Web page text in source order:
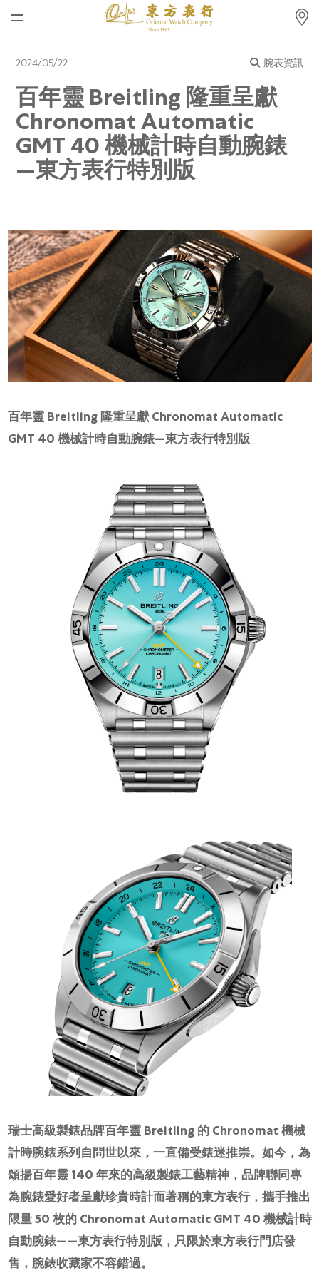
最新消息
腕表資訊
公司動態
勞力士
帝舵表
品牌
店鋪位置
網上商店
中國內地
香港特別行政區
腕表維修
聯絡我們
简体中文 | English
2024/05/22 腕表資訊
百年靈 Breitling 隆重呈獻
Chronomat Automatic
GMT 40 機械計時自動腕錶
—東方表行特別版
百年靈 Breitling 隆重呈獻 Chronomat Automatic
GMT 40 機械計時自動腕錶—東方表行特別版
瑞士高級製錶品牌百年靈 Breitling 的 Chronomat 機械
計時腕錶系列自問世以來，一直備受錶迷推崇。如今，為
頌揚百年靈 140 年來的高級製錶工藝精神，品牌聯同專
為腕錶愛好者呈獻珍貴時計而著稱的東方表行，攜手推出
限量 50 枚的 Chronomat Automatic GMT 40 機械計時
自動腕錶——東方表行特別版，只限於東方表行門店發
售，腕錶收藏家不容錯過。